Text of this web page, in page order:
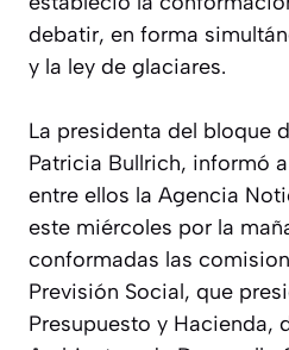
debatir, en forma
y la ley de glaciares.
La presidenta del bloque
Patricia Bullrich, informó
entre ellos la Agencia
este miércoles por la
conformadas las
Previsión Social, que
Presupuesto y Hacienda,